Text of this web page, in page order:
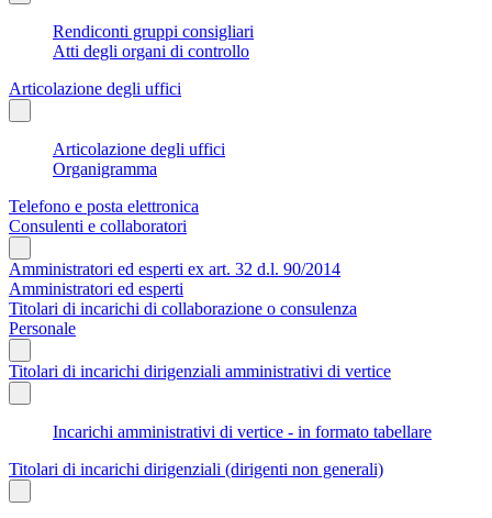
Rendiconti gruppi consigliari
Atti degli organi di controllo
Articolazione degli uffici
Articolazione degli uffici
Organigramma
Telefono e posta elettronica
Consulenti e collaboratori
Amministratori ed esperti ex art. 32 d.l. 90/2014
Amministratori ed esperti
Titolari di incarichi di collaborazione o consulenza
Personale
Titolari di incarichi dirigenziali amministrativi di vertice
Incarichi amministrativi di vertice - in formato tabellare
Titolari di incarichi dirigenziali (dirigenti non generali)